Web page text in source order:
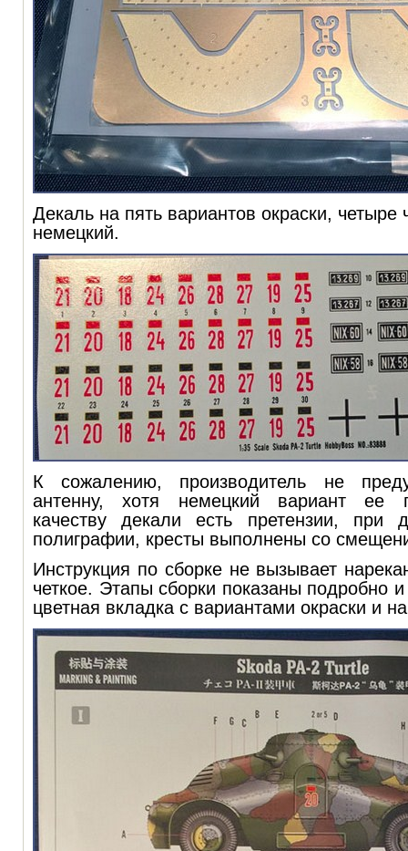
Декаль на пять вариантов окраски, четыре
немецкий.
К сожалению, производитель не
антенну, хотя немецкий вариант ее
качеству декали есть претензии, при
полиграфии, кресты выполнены со
Инструкция по сборке не вызывает
четкое. Этапы сборки показаны подробно
цветная вкладка с вариантами окраски и